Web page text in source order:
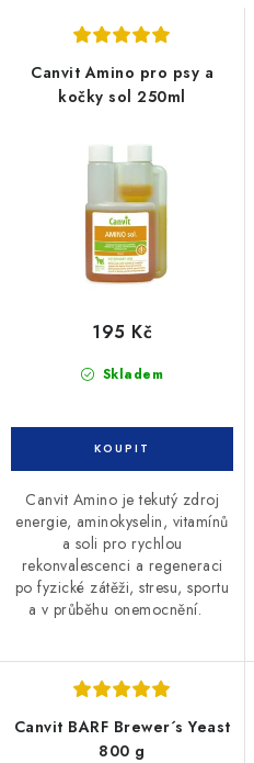
Podmínky ochrany osobních údajů
Canvit Amino pro psy a
kočky sol 250ml
Skladem
195 Kč
Canvit Amino je tekutý zdroj
energie, aminokyselin, vitamínů
a soli pro rychlou
rekonvalescenci a regeneraci
po fyzické zátěži, stresu, sportu
a v průběhu onemocnění.
Canvit BARF Brewer´s Yeast
800 g